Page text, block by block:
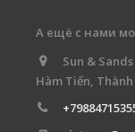
А ещё с нами
Sun &
Hàm Tiến,